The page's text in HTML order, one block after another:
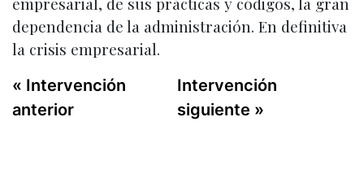
dependencia de la administración. En definitiva
la crisis empresarial.
« Intervención
anterior
Intervención
siguiente »